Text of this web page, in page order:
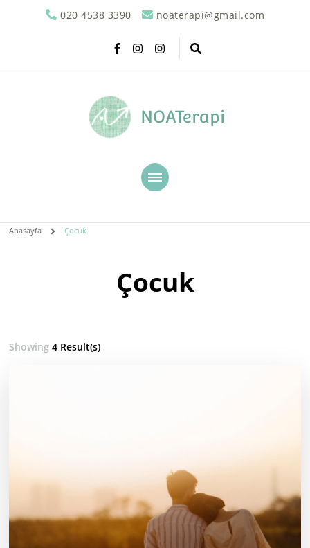
020 4538 3390 noaterapi@gmail.com
NOATerapi
Anasayfa Çocuk
Çocuk
Showing4 Result(s)